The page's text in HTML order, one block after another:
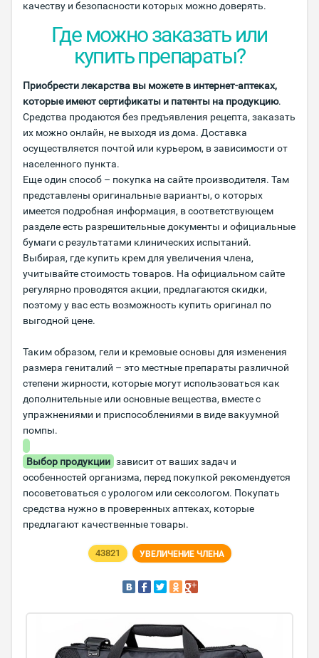
качеству и безопасности которых можно доверять.
Где можно заказать или
купить препараты?
Приобрести лекарства вы можете в интернет-аптеках,
которые имеют сертификаты и патенты на продукцию.
Средства продаются без предъявления рецепта, заказать
их можно онлайн, не выходя из дома. Доставка
осуществляется почтой или курьером, в зависимости от
населенного пункта.
Еще один способ – покупка на сайте производителя. Там
представлены оригинальные варианты, о которых
имеется подробная информация, в соответствующем
разделе есть разрешительные документы и официальные
бумаги с результатами клинических испытаний.
Выбирая, где купить крем для увеличения члена,
учитывайте стоимость товаров. На официальном сайте
регулярно проводятся акции, предлагаются скидки,
поэтому у вас есть возможность купить оригинал по
выгодной цене.
Таким образом, гели и кремовые основы для изменения
размера гениталий – это местные препараты различной
степени жирности, которые могут использоваться как
дополнительные или основные вещества, вместе с
упражнениями и приспособлениями в виде вакуумной
помпы.
Выбор продукции зависит от ваших задач и
особенностей организма, перед покупкой рекомендуется
посоветоваться с урологом или сексологом. Покупать
средства нужно в проверенных аптеках, которые
предлагают качественные товары.
43821 УВЕЛИЧЕНИЕ ЧЛЕНА